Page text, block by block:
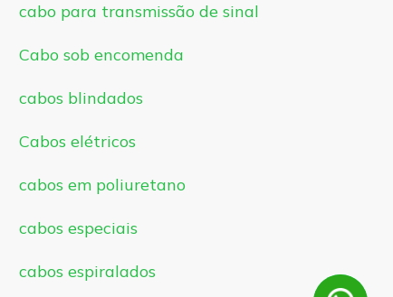
cabo para transmissão de sinal
Cabo sob encomenda
cabos blindados
Cabos elétricos
cabos em poliuretano
cabos especiais
cabos espiralados